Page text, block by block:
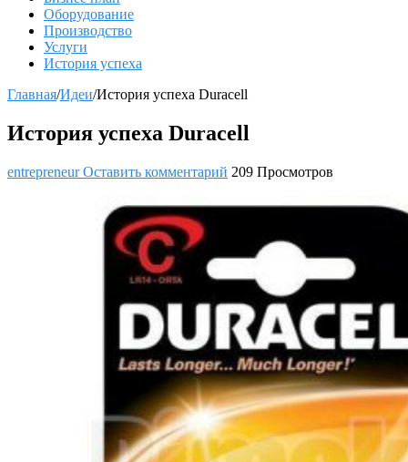
Оборудование
Производство
Услуги
История успеха
Главная/Идеи/История успеха Duracell
История успеха Duracell
entrepreneurОставить комментарий 209 Просмотров